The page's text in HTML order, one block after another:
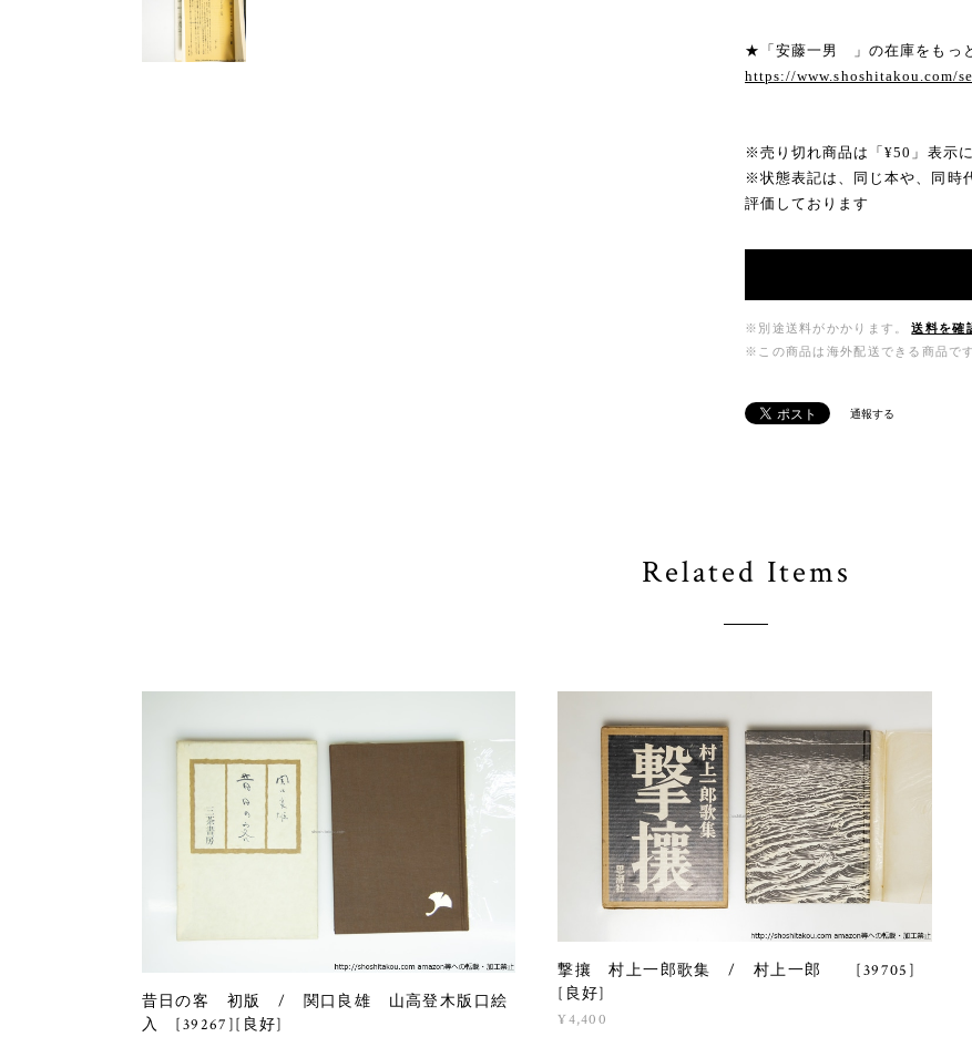
★「安藤一男 」の在庫をもっ
https://www.shoshitakou.com/
※売り切れ商品は「¥50」表示
※状態表記は、同じ本や、同時
評価しております
※別途送料がかかります。
送料を確
※この商品は海外配送できる商品です
通報する
Related Items
昔日の客 初版 / 関口良雄 山高登木版口絵
入 [39267][良好]
撃攘 村上一郎歌集 / 村上一郎 [39705]
[良好]
¥4,400